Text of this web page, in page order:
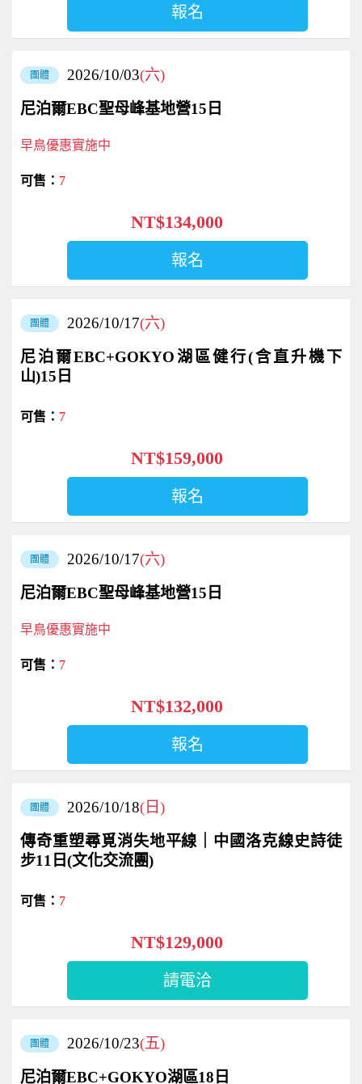
報名
團體 2026/10/03(六)
尼泊爾EBC聖母峰基地營15日
早鳥優惠實施中
7
NT$134,000
報名
團體 2026/10/17(六)
尼泊爾EBC+GOKYO湖區健行(含直升機下
山)15日
7
NT$159,000
報名
團體 2026/10/17(六)
尼泊爾EBC聖母峰基地營15日
早鳥優惠實施中
7
NT$132,000
報名
團體 2026/10/18(日)
傳奇重塑尋覓消失地平線｜中國洛克線史詩徒
步11日(文化交流團)
7
NT$129,000
請電洽
團體 2026/10/23(五)
尼泊爾EBC+GOKYO湖區18日